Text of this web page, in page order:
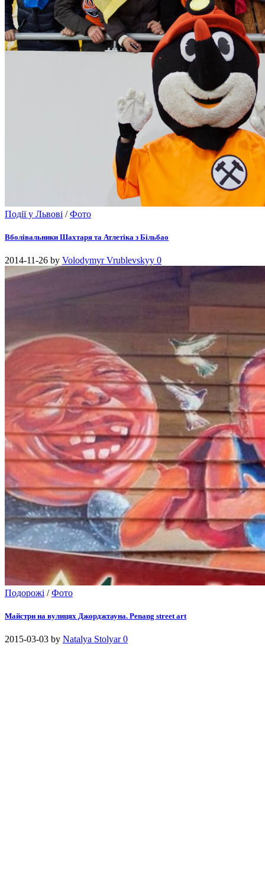
Події у Львові /Фото
Вболівальники Шахтаря та Атлетіка з Більбао
2014-11-26 by Volodymyr Vrublevskyy 0
Подорожі /Фото
Майстри на вулицях Джорджтауна. Penang street art
2015-03-03 by Natalya Stolyar0